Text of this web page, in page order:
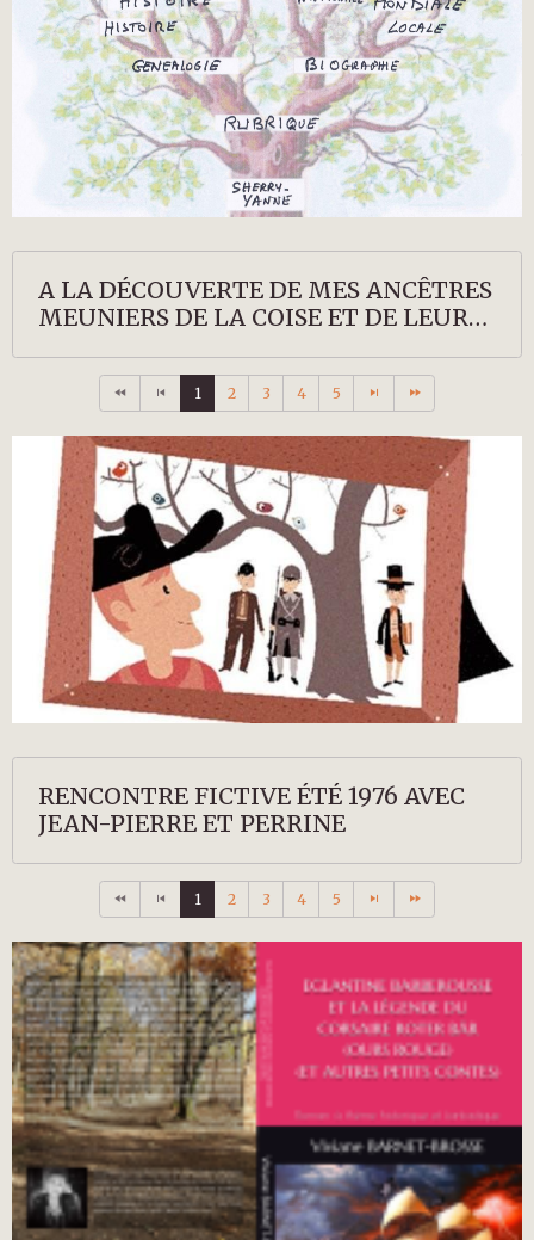
A LA DÉCOUVERTE DE MES ANCÊTRES
MEUNIERS DE LA COISE ET DE LEURS
1 2 3 4 5
RENCONTRE FICTIVE ÉTÉ 1976 AVEC
JEAN-PIERRE ET PERRINE
1 2 3 4 5